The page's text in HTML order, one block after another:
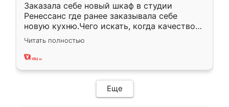
Заказала себе новый шкаф в студии
Ренессанс где ранее заказывала себе
новую кухню.Чего искать, когда качеством
вполне довольна. Служит кухня уже почти
два года, нареканий нет.
Читать полностью
Еще